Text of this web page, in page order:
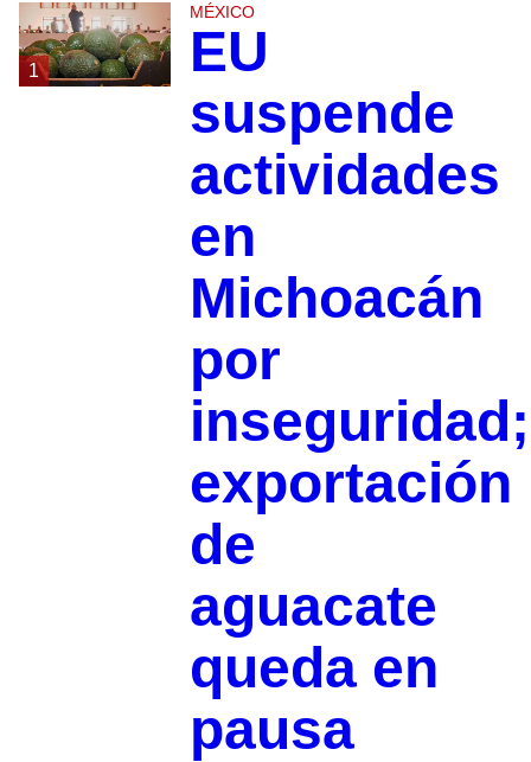
1
MÉXICO
EU
suspende
actividades
en
Michoacán
por
inseguridad;
exportación
de
aguacate
queda en
pausa